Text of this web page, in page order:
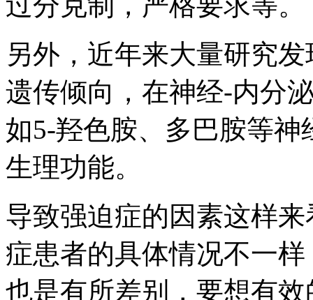
另外，近年来大量研究
遗传倾向，在神经-内分
如5-羟色胺、多巴胺等
生理功能。
导致强迫症的因素这样
症患者的具体情况不一
也是有所差别，要想有